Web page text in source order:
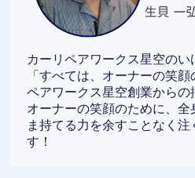
カーリペアワークス星空のい
「すべては、オーナーの笑
ペアワークス星空創業からの
オーナーの笑顔のために、
ま持てる力を余すことなく注
す！